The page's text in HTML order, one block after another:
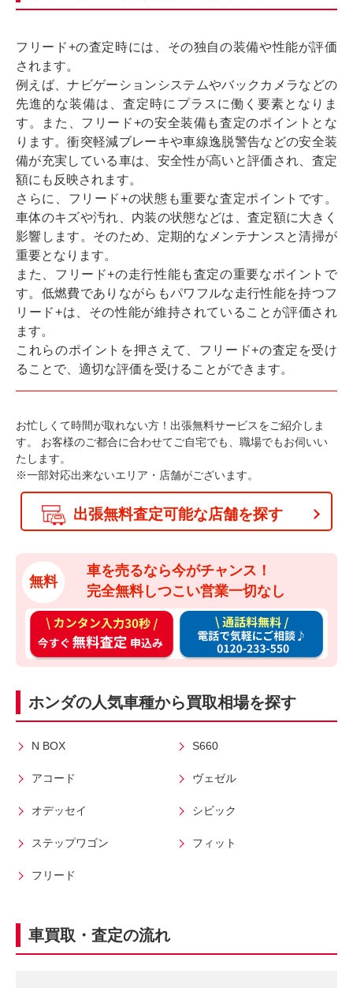
フリード+の査定時には、その独自の装備や性能が評価
されます。
例えば、ナビゲーションシステムやバックカメラなどの
先進的な装備は、査定時にプラスに働く要素となりま
す。また、フリード+の安全装備も査定のポイントとな
ります。衝突軽減ブレーキや車線逸脱警告などの安全装
備が充実している車は、安全性が高いと評価され、査定
額にも反映されます。
さらに、フリード+の状態も重要な査定ポイントです。
車体のキズや汚れ、内装の状態などは、査定額に大きく
影響します。そのため、定期的なメンテナンスと清掃が
重要となります。
また、フリード+の走行性能も査定の重要なポイントで
す。低燃費でありながらもパワフルな走行性能を持つフ
リード+は、その性能が維持されていることが評価され
ます。
これらのポイントを押さえて、フリード+の査定を受け
ることで、適切な評価を受けることができます。
お忙しくて時間が取れない方！出張無料サービスをご紹介しま
す。
お客様のご都合に合わせてご自宅でも、職場でもお伺いい
たします。
※一部対応出来ないエリア・店舗がございます。
出張無料査定可能な店舗を探す
無料
車を売るなら今がチャンス！
完全無料しつこい営業一切なし
カ
ン
タ
入
力
3
秒
今
ぐ
定
申
通
料
料
お
電
で
気
に
ホンダの人気車種から買取相場を探す
N BOX S660
アコード ヴェゼル
オデッセイ シビック
ステップワゴン フィット
フリード
車買取・査定の流れ